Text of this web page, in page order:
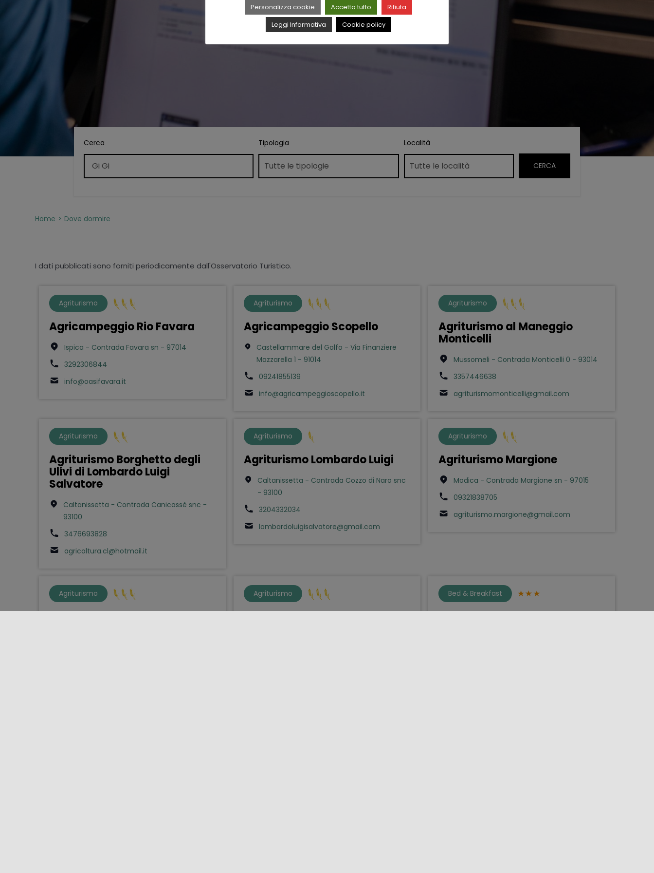
Cerca Tipologia Località
Home Dove dormire
I dati pubblicati sono forniti periodicamente dall'Osservatorio Turistico.
Agriturismo
Agricampeggio Rio Favara
Ispica - Contrada Favara sn - 97014
3292306844
info@oasifavara.it
Agriturismo
Agricampeggio Scopello
Castellammare del Golfo - Via Finanziere
Mazzarella 1 - 91014
09241855139
info@agricampeggioscopello.it
Agriturismo
Agriturismo al Maneggio
Monticelli
Mussomeli - Contrada Monticelli 0 - 93014
3357446638
agriturismomonticelli@gmail.com
Agriturismo
Agriturismo Borghetto degli
Ulivi di Lombardo Luigi
Salvatore
Caltanissetta - Contrada Canicassè snc -
93100
3476693828
agricoltura.cl@hotmail.it
Agriturismo
Agriturismo Lombardo Luigi
Caltanissetta - Contrada Cozzo di Naro snc
- 93100
3204332034
lombardoluigisalvatore@gmail.com
Agriturismo
Agriturismo Margione
Modica - Contrada Margione sn - 97015
09321838705
agriturismo.margione@gmail.com
Agriturismo Agriturismo Bed & Breakfast
Personalizza cookie Accetta tutto
Rifiuta
Leggi Informativa
Cookie policy